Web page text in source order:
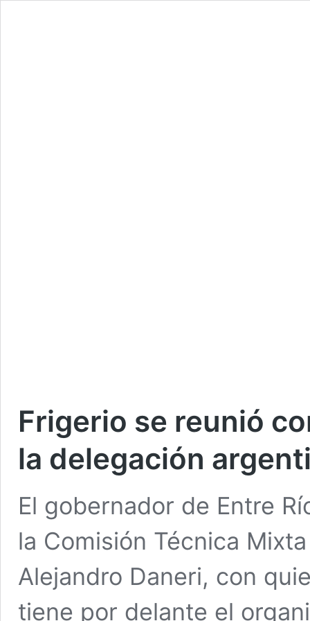
Frigerio se reunió
la delegación
El gobernador de Entre
la Comisión Técnica
Alejandro Daneri, con
tiene por delante el